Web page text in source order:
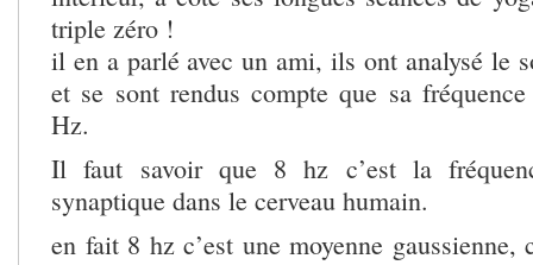
triple zéro !
il en a parlé avec un ami, ils ont analysé le
et se sont rendus compte que sa
Hz.
Il faut savoir que 8 hz c’est la
synaptique dans le cerveau humain.
en fait 8 hz c’est une moyenne gaussienne,